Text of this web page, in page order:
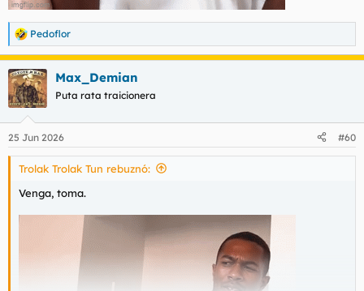
R
e
a
c
c
i
e
s
Pedoflor
Max_Demian
Puta rata traicionera
25 Jun 2026 #60
Trolak Trolak Tun rebuznó:
Venga, toma.